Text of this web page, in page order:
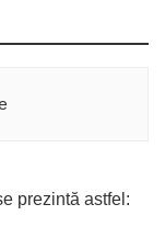
prezintă astfel: